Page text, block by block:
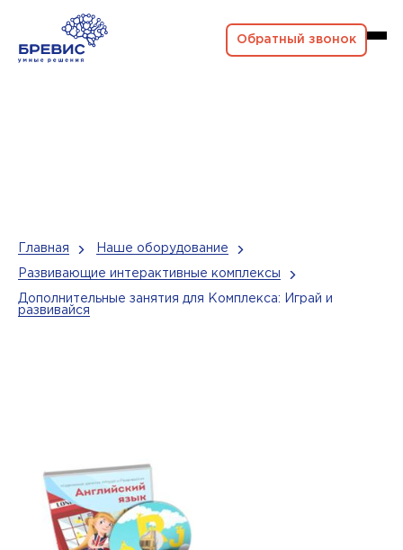
Обратный звонок
Главная Наше оборудование
Развивающие интерактивные комплексы
Дополнительные занятия для Комплекса: Играй и
развивайся